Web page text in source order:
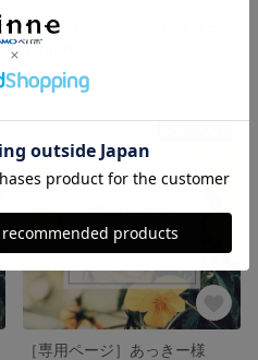
［専用ページ］あっきー様